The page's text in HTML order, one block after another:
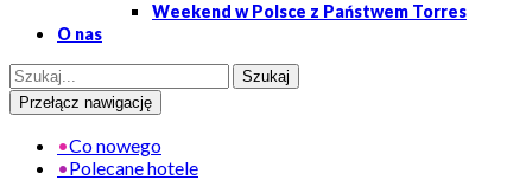
Weekend w Polsce z Państwem Torres
O nas
Przełącz nawigację
•Co nowego
•Polecane hotele